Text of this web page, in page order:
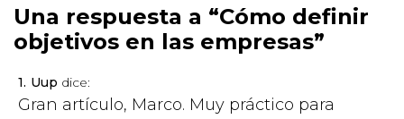
Una respuesta a “Cómo definir
objetivos en las empresas”
Uup dice:
Gran artículo, Marco. Muy práctico para